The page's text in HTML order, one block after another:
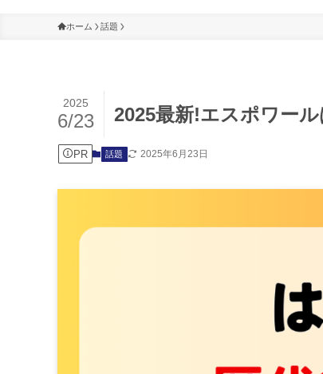
ホーム 話題
2025最新!エスポワー
2025
6/23
PR 話題 2025年6月23日